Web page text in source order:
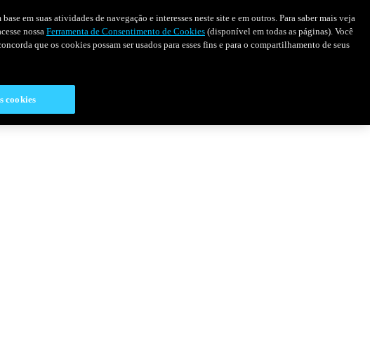
em suas atividades de navegação e interesses neste site e em outros. Para saber mais veja
nossa Ferramenta de Consentimento de Cookies (disponível em todas as páginas). Você
que os cookies possam ser usados para esses fins e para o compartilhamento de seus
cookies